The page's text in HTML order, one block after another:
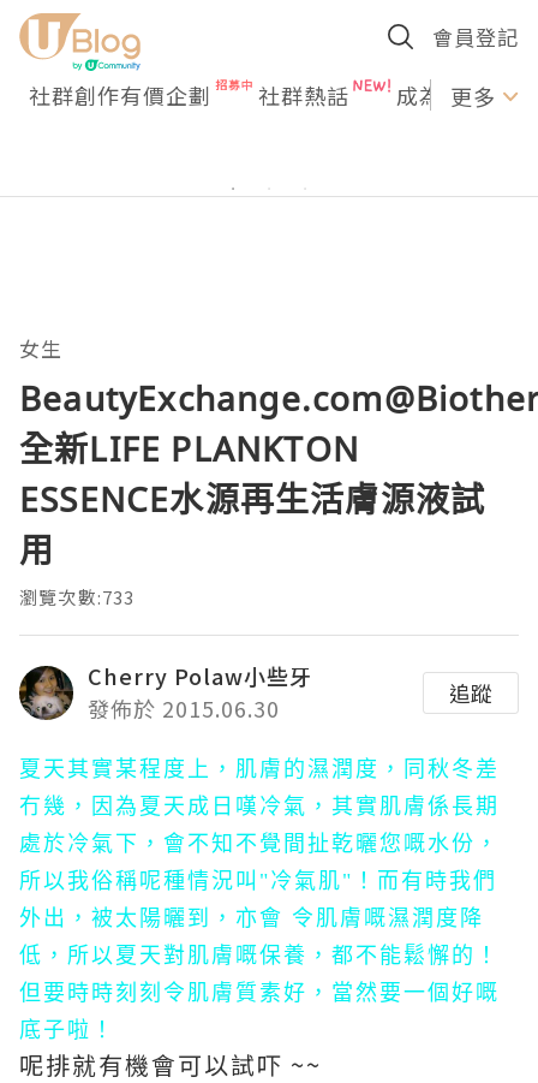
會員登記
社群創作有價企劃 社群熱話 成為U更多
女生
全新LIFE PLANKTON
ESSENCE水源再生活膚源液試
用
瀏覽次數:733
Cherry Polaw小些牙
發佈於 2015.06.30
追蹤
夏天其實某程度上，肌膚的濕潤度，同秋冬差
冇幾，因為夏天成日嘆冷氣，其實肌膚係長期
處於冷氣下，會不知不覺間扯乾曬您嘅水份，
所以我俗稱呢種情況叫"冷氣肌"！而有時我們
外出，被太陽曬到，亦會 令肌膚嘅濕潤度降
低，所以夏天對肌膚嘅保養，都不能鬆懈的！
但要時時刻刻令肌膚質素好，當然要一個好嘅
底子啦！
呢排就有機會可以試吓 ~~